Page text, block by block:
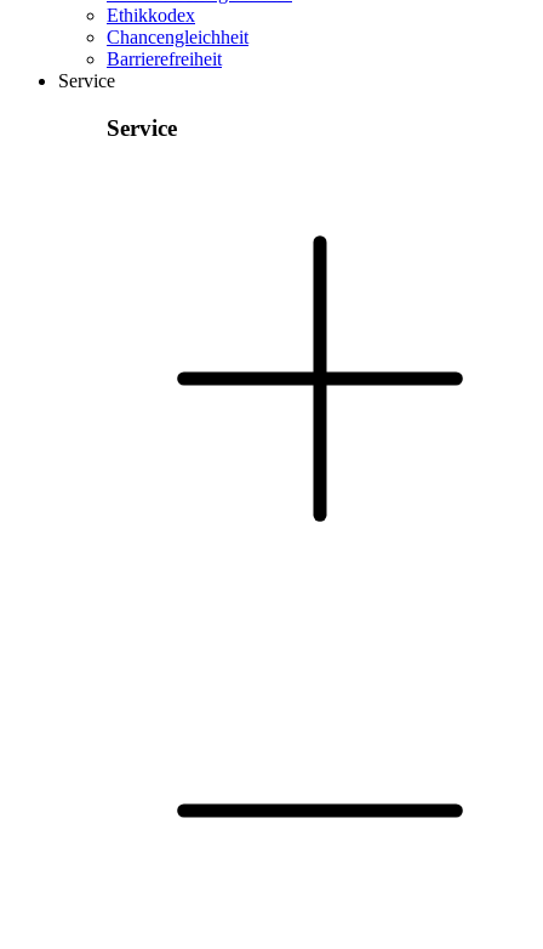
Ethikkodex
Chancengleichheit
Barrierefreiheit
Service
Service